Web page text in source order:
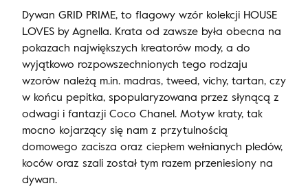
Dywan GRID PRIME, to flagowy wzór kolekcji HOUSE
LOVES by Agnella. Krata od zawsze była obecna na
pokazach największych kreatorów mody, a do
wyjątkowo rozpowszechnionych tego rodzaju
wzorów należą m.in. madras, tweed, vichy, tartan, czy
w końcu pepitka, spopularyzowana przez słynącą z
odwagi i fantazji Coco Chanel. Motyw kraty, tak
mocno kojarzący się nam z przytulnością
domowego zacisza oraz ciepłem wełnianych pledów,
koców oraz szali został tym razem przeniesiony na
dywan.